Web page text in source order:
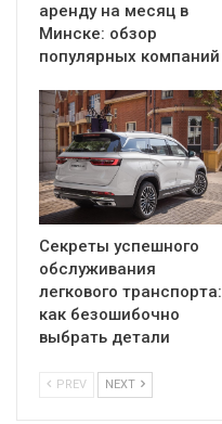
аренду на месяц в
Минске: обзор
популярных компаний
Секреты успешного
обслуживания
легкового транспорта:
как безошибочно
выбрать детали
PREV NEXT